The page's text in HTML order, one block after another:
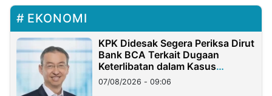
EKONOMI
KPK Didesak Segera Periksa Dirut
Bank BCA Terkait Dugaan
Keterlibatan dalam Kasus
Hilangnya Dana Nasabah Rp2,58
Miliar
07/08/2026 - 09:06